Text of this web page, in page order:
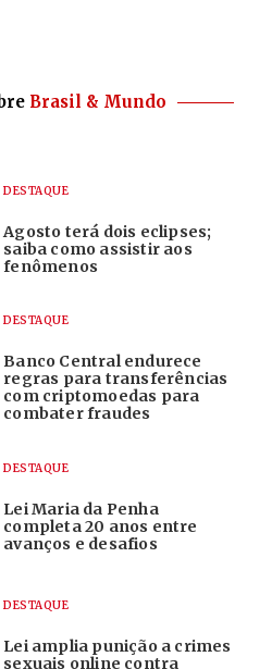
Brasil & Mundo
DESTAQUE
Agosto terá dois eclipses;
saiba como assistir aos
fenômenos
DESTAQUE
Banco Central endurece
regras para transferências
com criptomoedas para
combater fraudes
DESTAQUE
Lei Maria da Penha
completa 20 anos entre
avanços e desafios
DESTAQUE
Lei amplia punição a crimes
sexuais online contra